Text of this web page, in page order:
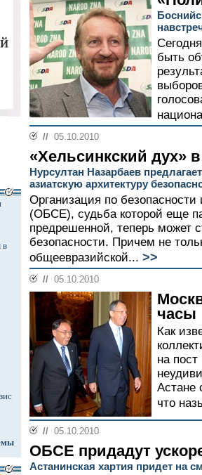
в
быть
// 05.10.2010
«Хельсинкский дух»
Нурсултан Назарбаев
азиатскую архитектуру
Организация по
(ОБСЕ), судьба которой еще
предрешенной, теперь может
безопасности. Причем не
общеевразийской... >>
// 05.10.2010
часы
Как
на
Астане
что
// 05.10.2010
ОБСЕ придадут
Астанинская хартия придет на